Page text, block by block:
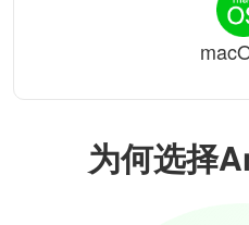
为何选择